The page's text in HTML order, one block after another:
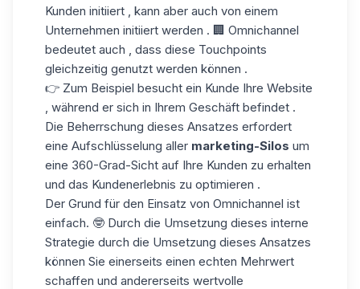
Kunden initiiert , kann aber auch von einem
Unternehmen initiiert werden . 🏢 Omnichannel
bedeutet auch , dass diese Touchpoints
gleichzeitig genutzt werden können .
👉 Zum Beispiel besucht ein Kunde Ihre Website
, während er sich in Ihrem Geschäft befindet .
Die Beherrschung dieses Ansatzes erfordert
eine Aufschlüsselung aller marketing-Silos um
eine 360-Grad-Sicht auf Ihre Kunden zu erhalten
und das Kundenerlebnis zu optimieren .
Der Grund für den Einsatz von Omnichannel ist
einfach. 🤓 Durch die Umsetzung dieses interne
Strategie durch die Umsetzung dieses Ansatzes
können Sie einerseits einen echten Mehrwert
schaffen und andererseits wertvolle